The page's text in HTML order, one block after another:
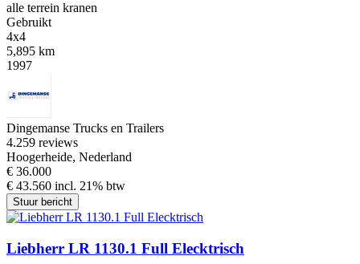
alle terrein kranen
Gebruikt
4x4
5,895 km
1997
Dingemanse Trucks en Trailers
4.259 reviews
Hoogerheide, Nederland
€ 36.000
€ 43.560 incl. 21% btw
Stuur bericht
Liebherr LR 1130.1 Full Elecktrisch